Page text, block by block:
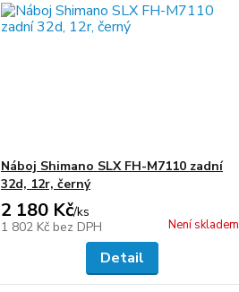
Náboj Shimano SLX FH-M7110 zadní
32d, 12r, černý
2 180 Kč/ks
1 802 Kč bez DPH Není skladem
Detail